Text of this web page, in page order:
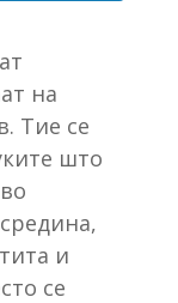
на
Тие се
што
и
се